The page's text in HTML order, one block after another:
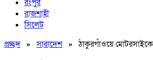
রংপুর
রাজশাহী
সিলেট
প্রচ্ছদ»সারাদেশ»ঠাকুরগাঁওয়ে